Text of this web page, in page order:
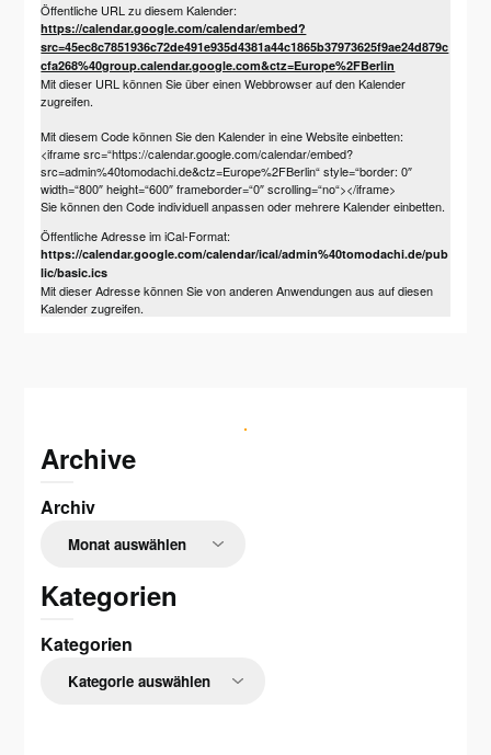
Öffentliche URL zu diesem Kalender:
https://calendar.google.com/calendar/embed?
src=45ec8c7851936c72de491e935d4381a44c1865b37973625f9ae24d879c
cfa268%40group.calendar.google.com&ctz=Europe%2FBerlin
Mit dieser URL können Sie über einen Webbrowser auf den Kalender
zugreifen.
Mit diesem Code können Sie den Kalender in eine Website einbetten:
<iframe src=“https://calendar.google.com/calendar/embed?
src=admin%40tomodachi.de&ctz=Europe%2FBerlin“ style=“border: 0″
width=“800″ height=“600″ frameborder=“0″ scrolling=“no“></iframe>
Sie können den Code individuell anpassen oder mehrere Kalender einbetten.
Öffentliche Adresse im iCal-Format:
https://calendar.google.com/calendar/ical/admin%40tomodachi.de/pub
lic/basic.ics
Mit dieser Adresse können Sie von anderen Anwendungen aus auf diesen
Kalender zugreifen.
Archive
Archiv
Kategorien
Kategorien